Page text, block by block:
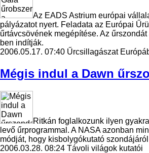
Az EADS Astrium európai
pályázatot nyert. Feladata az Európai
űrtávcsövének megépítése. Az
ben indítják.
2006.05.17. 07:40 Űrcsillagászat
Mégis indul a Dawn
Ritkán foglalkozunk ilyen
levő űrprogrammal. A NASA azonban
módját, hogy kisbolygókutató
2006.03.28. 08:24 Távoli világok kutatói